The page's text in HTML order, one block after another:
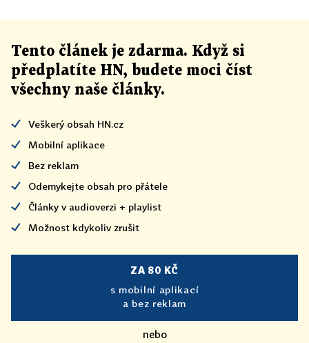
M/37 Břeclav 8 892 243 hemofilie
dřeně
Ž/17 Bruntál 8 568 159 poruchy metabolismu
M/51 Jindřichův Hradec 8 266 797 leukemie,
transplantace kostní dřeně
Tento článek je zdarma. Když si
předplatíte HN, budete moci číst
všechny naše články.
Veškerý obsah HN.cz
Mobilní aplikace
Bez reklam
Odemykejte obsah pro přátele
Články v audioverzi + playlist
Možnost kdykoliv zrušit
ZA 80 KČ
s mobilní aplikací
a bez reklam
nebo